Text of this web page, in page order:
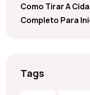
Como Tirar A
Completo Para
Tags